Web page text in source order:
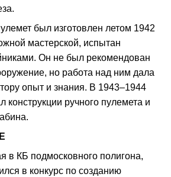
был изготовлен летом 1942
мастерской, испытан
Он не был рекомендован
но работа над ним дала
опыт и знания. В 1943–1944
конструкции ручного пулемета и
в КБ подмосковного полигона,
в конкурс по созданию